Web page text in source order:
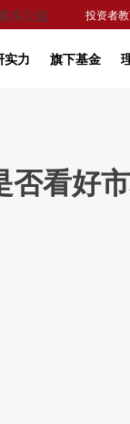
实公益 投资者
实力 旗下基金
否看好